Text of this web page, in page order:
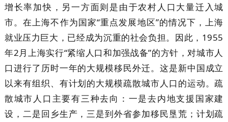
增长率加快，另一方面则是由于农村人口大量迁入城
市。在上海不作为国家“重点发展地区”的情况下，上海
就业压力巨大，已经成为沉重的社会负担。因此，1955
年2月上海实行“紧缩人口和加强战备”的方针，对城市人
口进行了历时一年的大规模移民外迁。这是新中国成立
以来有组织、有计划的大规模疏散城市人口的运动。疏
散城市人口主要有三种去向：一是去内地支援国家建
设，二是回乡生产，三是到外省参加移民垦荒；计划疏